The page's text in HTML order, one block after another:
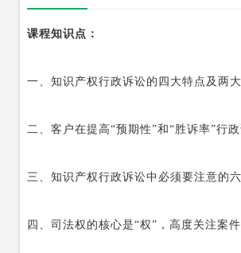
课程知识 点 ：
一、知识产权行政诉讼的 四大特点及两
二、客户在提高“预期性”和“胜诉率”行
三、知识产权行政诉讼中必须要注意的
四、司法权的核心是“权”，高度关注案